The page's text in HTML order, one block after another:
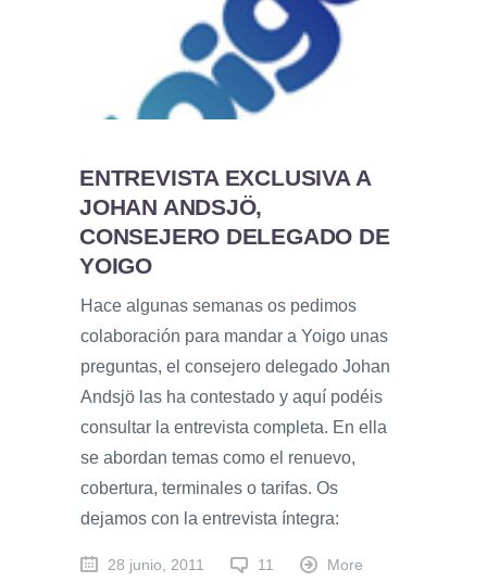
ENTREVISTA EXCLUSIVA A
JOHAN ANDSJÖ,
CONSEJERO DELEGADO DE
YOIGO
Hace algunas semanas os pedimos
colaboración para mandar a Yoigo unas
preguntas, el consejero delegado Johan
Andsjö las ha contestado y aquí podéis
consultar la entrevista completa. En ella
se abordan temas como el renuevo,
cobertura, terminales o tarifas. Os
dejamos con la entrevista íntegra:
28 junio, 2011 11 More